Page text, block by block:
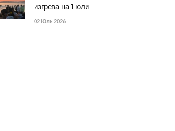
изгрева на 1 юли
02 Юли 2026